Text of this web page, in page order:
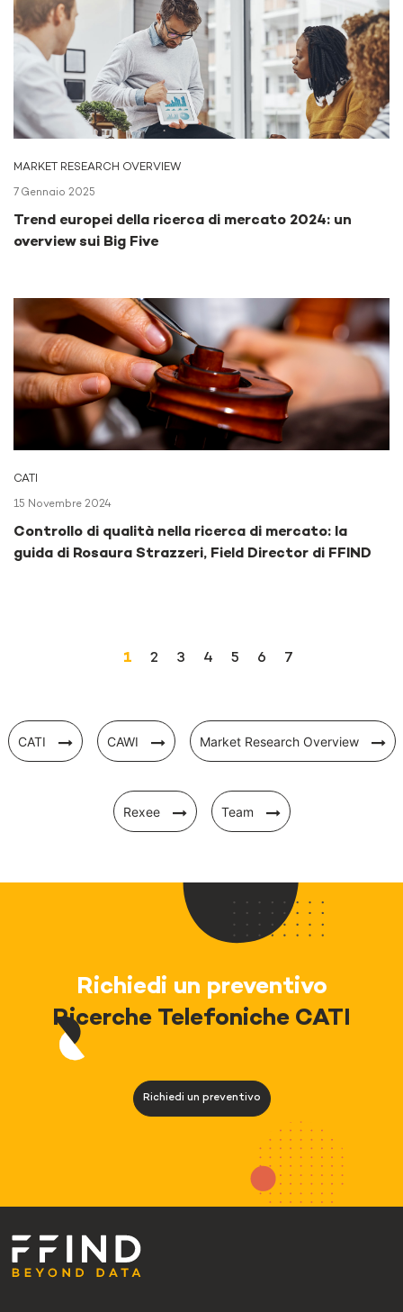
MARKET RESEARCH OVERVIEW
7 Gennaio 2025
Trend europei della ricerca di mercato 2024: un
overview sui Big Five
CATI
15 Novembre 2024
Controllo di qualità nella ricerca di mercato: la
guida di Rosaura Strazzeri, Field Director di FFIND
1 2 3 4 5 6 7
CATI CAWI Market Research Overview
Rexee Team
Richiedi un preventivo
Ricerche Telefoniche CATI
Richiedi un preventivo